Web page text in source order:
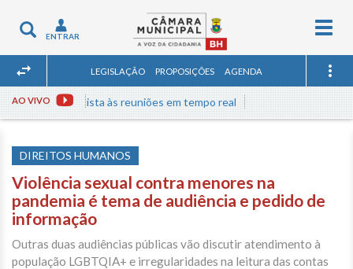
Toggle
navigation
ENTRAR
LEGISLAÇÃO PROPOSIÇÕES AGENDA
AO VIVOAssista às reuniões em tempo real
DIREITOS HUMANOS
Violência sexual contra menores na
pandemia é tema de audiência e pedido de
informação
Outras duas audiências públicas vão discutir atendimento à
população LGBTQIA+ e irregularidades na leitura das contas